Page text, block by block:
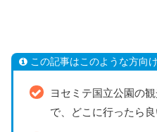
この記事はこのような方向
ヨセミテ国立公園の
で、どこに行ったら